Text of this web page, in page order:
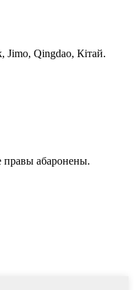
Jimo, Qingdao, Кітай.
правы абаронены.